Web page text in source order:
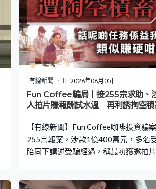
為司機駕駛時的身體狀況導致。其實
機增加會越來越多，警方樂見收緊年
例工作。」 致命交通意外行人佔四成
歐艾發：「我們發現行人胡亂過馬路
第一是『攝車罅』，即是在已停泊的
路，第二是衝紅燈，第三是忽略車輛
全港大規模執法，針對違例駕駛、單
馬路，會不定時不定點採取行動。至
方表示一直保持監察，「粵車」意外
有線新聞 2026年08月05日
Fun Coffee騙局｜接255宗求助、
人拍片賺報酬試水溫 再利誘掏空積
【有線新聞】Fun Coffee咖啡投資騙
255宗報案，涉款1億400萬元，多名
陪同下講述受騙經過，稱最初獲邀拍